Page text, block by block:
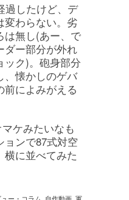
過したけど、デ
変わらない。劣
は無し(あー、で
ダー部分が外れ
ック)。砲身部分
、懐かしのゲバ
前によみがえる
ケみたいなも
ョンで87式対空
横に並べてみた